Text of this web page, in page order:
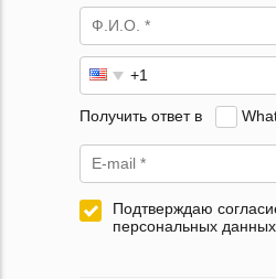
Получить ответ в
Подтверждаю
персональных данных